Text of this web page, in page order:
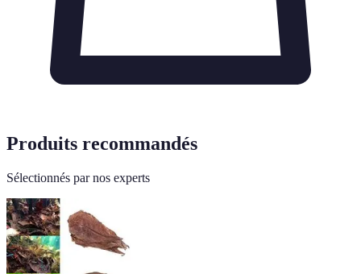
Produits recommandés
Sélectionnés par nos experts